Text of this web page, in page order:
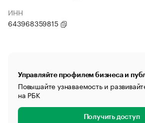
ИНН
643968359815
Управляйте профилем бизнеса и
Повышайте узнаваемость и
на РБК
Получить доступ